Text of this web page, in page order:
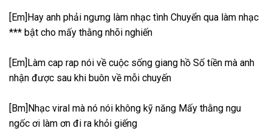
[Em]Hay anh phải ngưng làm nhạc tình Chuyển qua làm nhạc
*** bật cho mấy thằng nhõi nghiến
[Em]Làm cap rap nói về cuộc sống giang hồ Số tiền mà anh
nhận được sau khi buôn về mỗi chuyến
[Bm]Nhạc viral mà nó nói không kỹ năng Mấy thằng ngu
ngốc ơi làm ơn đi ra khỏi giếng